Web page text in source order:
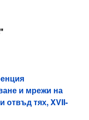
и мрежи на
отвъд тях, XVII-